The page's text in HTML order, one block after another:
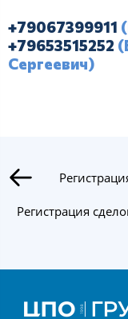
+79067399911
+79653515252
Сергеевич)
Регистрация